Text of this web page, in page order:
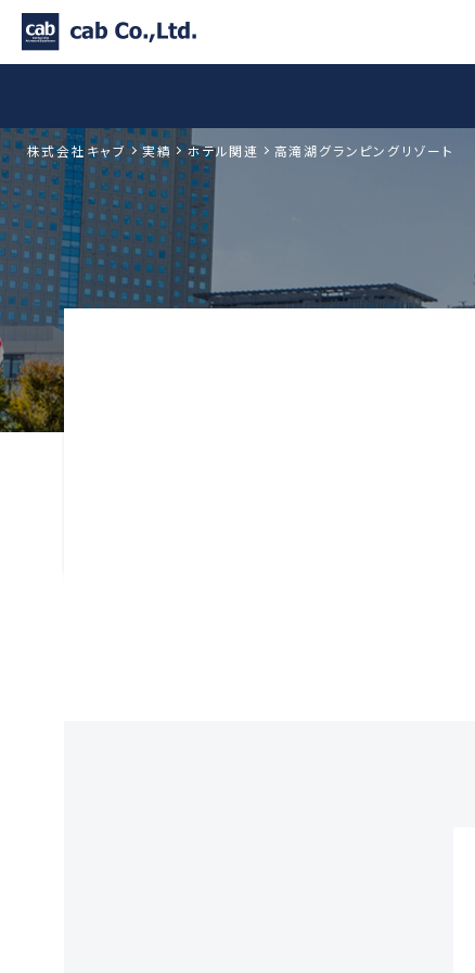
株式会社キャブ 実績 ホテル関連 高滝湖グランピングリゾート